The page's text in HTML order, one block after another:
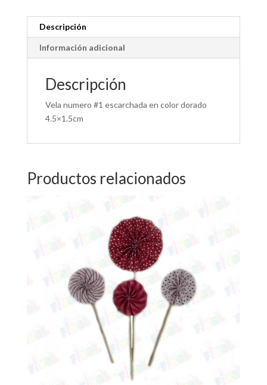
Descripción
Información adicional
Descripción
Vela numero #1 escarchada en color dorado
4.5×1.5cm
Productos relacionados